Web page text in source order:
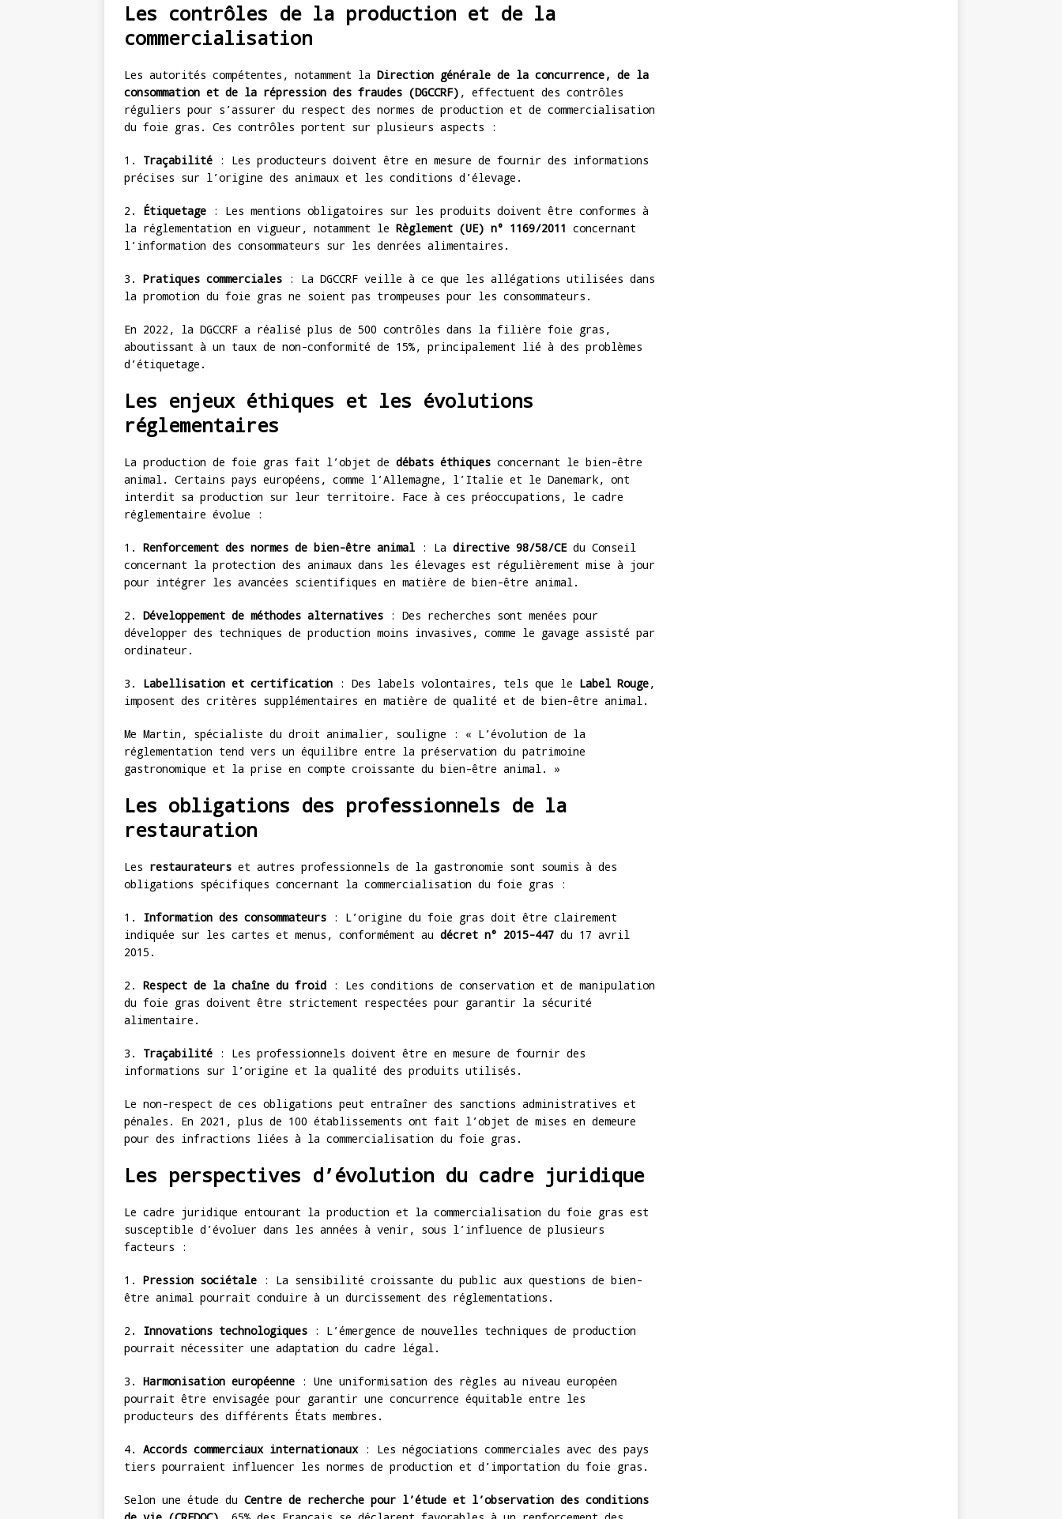
Les contrôles de la production et de la
commercialisation
Les autorités compétentes, notamment la Direction générale de la concurrence, de la
consommation et de la répression des fraudes (DGCCRF) , effectuent des contrôles
réguliers pour s’assurer du respect des normes de production et de commercialisation
du foie gras. Ces contrôles portent sur plusieurs aspects :
1. Traçabilité : Les producteurs doivent être en mesure de fournir des informations
précises sur l’origine des animaux et les conditions d’élevage.
2. Étiquetage : Les mentions obligatoires sur les produits doivent être conformes à
la réglementation en vigueur, notamment le Règlement (UE) n° 1169/2011 concernant
l’information des consommateurs sur les denrées alimentaires.
3. Pratiques commerciales : La DGCCRF veille à ce que les allégations utilisées dans
la promotion du foie gras ne soient pas trompeuses pour les consommateurs.
En 2022, la DGCCRF a réalisé plus de 500 contrôles dans la filière foie gras,
aboutissant à un taux de non-conformité de 15%, principalement lié à des problèmes
d’étiquetage.
Les enjeux éthiques et les évolutions
réglementaires
La production de foie gras fait l’objet de débats éthiques concernant le bien-être
animal. Certains pays européens, comme l’Allemagne, l’Italie et le Danemark, ont
interdit sa production sur leur territoire. Face à ces préoccupations, le cadre
réglementaire évolue :
1. Renforcement des normes de bien-être animal : La directive 98/58/CEdu Conseil
concernant la protection des animaux dans les élevages est régulièrement mise à jour
pour intégrer les avancées scientifiques en matière de bien-être animal.
2. Développement de méthodes alternatives : Des recherches sont menées pour
développer des techniques de production moins invasives, comme le gavage assisté par
ordinateur.
3. Labellisation et certification : Des labels volontaires, tels que le Label Rouge,
imposent des critères supplémentaires en matière de qualité et de bien-être animal.
Me Martin, spécialiste du droit animalier, souligne : « L’évolution de la
réglementation tend vers un équilibre entre la préservation du patrimoine
gastronomique et la prise en compte croissante du bien-être animal. »
Les obligations des professionnels de la
restauration
Les restaurateurs et autres professionnels de la gastronomie sont soumis à des
obligations spécifiques concernant la commercialisation du foie gras :
1. Information des consommateurs : L’origine du foie gras doit être clairement
indiquée sur les cartes et menus, conformément au décret n° 2015-447 du 17 avril
2015.
2. Respect de la chaîne du froid : Les conditions de conservation et de manipulation
du foie gras doivent être strictement respectées pour garantir la sécurité
alimentaire.
3. Traçabilité : Les professionnels doivent être en mesure de fournir des
informations sur l’origine et la qualité des produits utilisés.
Le non-respect de ces obligations peut entraîner des sanctions administratives et
pénales. En 2021, plus de 100 établissements ont fait l’objet de mises en demeure
pour des infractions liées à la commercialisation du foie gras.
Les perspectives d’évolution du cadre juridique
Le cadre juridique entourant la production et la commercialisation du foie gras est
susceptible d’évoluer dans les années à venir, sous l’influence de plusieurs
facteurs :
1. Pression sociétale : La sensibilité croissante du public aux questions de bien-
être animal pourrait conduire à un durcissement des réglementations.
2. Innovations technologiques : L’émergence de nouvelles techniques de production
pourrait nécessiter une adaptation du cadre légal.
3. Harmonisation européenne : Une uniformisation des règles au niveau européen
pourrait être envisagée pour garantir une concurrence équitable entre les
producteurs des différents États membres.
4. Accords commerciaux internationaux: Les négociations commerciales avec des pays
tiers pourraient influencer les normes de production et d’importation du foie gras.
Selon une étude du Centre de recherche pour l’étude et l’observation des conditions